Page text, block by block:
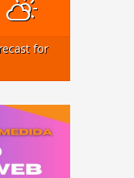
for